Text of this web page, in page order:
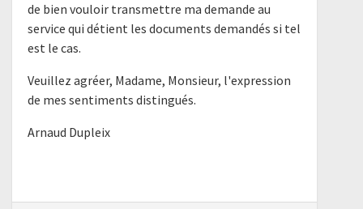
de bien vouloir transmettre ma demande au
service qui détient les documents demandés si tel
est le cas.
Veuillez agréer, Madame, Monsieur, l'expression
de mes sentiments distingués.
Arnaud Dupleix